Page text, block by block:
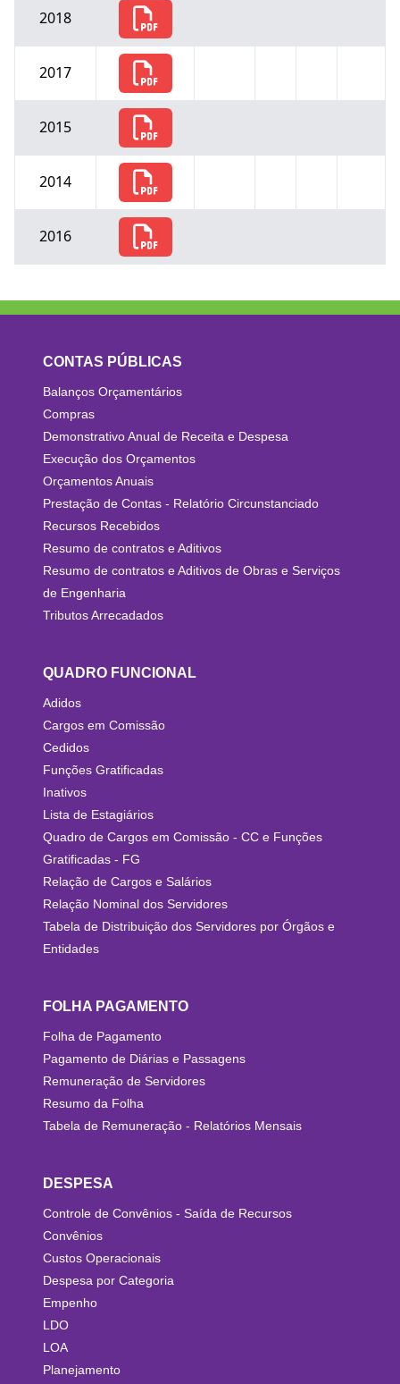
2018
2017
2015
2014
2016
CONTAS PÚBLICAS
Balanços Orçamentários
Compras
Demonstrativo Anual de Receita e Despesa
Execução dos Orçamentos
Orçamentos Anuais
Prestação de Contas - Relatório Circunstanciado
Recursos Recebidos
Resumo de contratos e Aditivos
Resumo de contratos e Aditivos de Obras e Serviços
de Engenharia
Tributos Arrecadados
QUADRO FUNCIONAL
Adidos
Cargos em Comissão
Cedidos
Funções Gratificadas
Inativos
Lista de Estagiários
Quadro de Cargos em Comissão - CC e Funções
Gratificadas - FG
Relação de Cargos e Salários
Relação Nominal dos Servidores
Tabela de Distribuição dos Servidores por Órgãos e
Entidades
FOLHA PAGAMENTO
Folha de Pagamento
Pagamento de Diárias e Passagens
Remuneração de Servidores
Resumo da Folha
Tabela de Remuneração - Relatórios Mensais
DESPESA
Controle de Convênios - Saída de Recursos
Convênios
Custos Operacionais
Despesa por Categoria
Empenho
LDO
LOA
Planejamento